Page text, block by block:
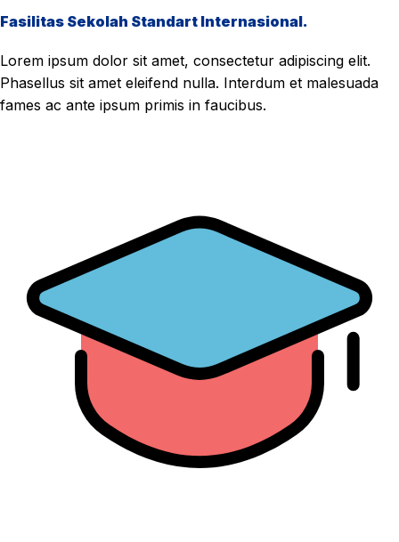
Fasilitas Sekolah Standart Internasional.
Lorem ipsum dolor sit amet, consectetur adipiscing elit.
Phasellus sit amet eleifend nulla. Interdum et malesuada
fames ac ante ipsum primis in faucibus.